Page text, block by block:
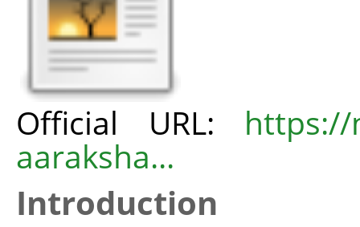
Official URL: https://
aaraksha...
Introduction